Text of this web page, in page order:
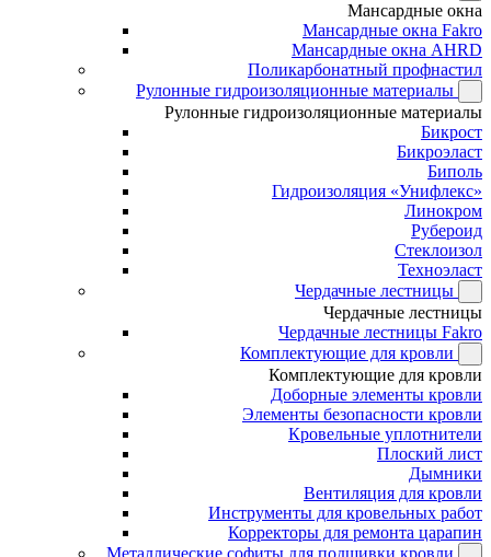
Мансардные окна
Мансардные окна Fakro
Мансардные окна AHRD
Поликарбонатный профнастил
Рулонные гидроизоляционные материалы
Рулонные гидроизоляционные материалы
Бикрост
Бикроэласт
Биполь
Гидроизоляция «Унифлекс»
Линокром
Рубероид
Стеклоизол
Техноэласт
Чердачные лестницы
Чердачные лестницы
Чердачные лестницы Fakro
Комплектующие для кровли
Комплектующие для кровли
Доборные элементы кровли
Элементы безопасности кровли
Кровельные уплотнители
Плоский лист
Дымники
Вентиляция для кровли
Инструменты для кровельных работ
Корректоры для ремонта царапин
Металлические софиты для подшивки кровли